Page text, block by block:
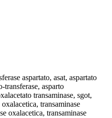
aspartato, asat, aspartato
transferase, asparto
transaminase, sgot,
transaminase
oxalacetica, transaminase